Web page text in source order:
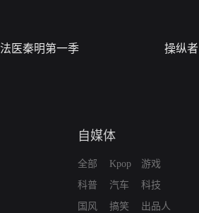
法医秦明第一季 操纵者
自媒体
全部
科普
国风
Kpop
汽车
搞笑
游戏
科技
出品人